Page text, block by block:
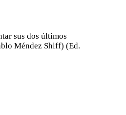
sus dos últimos
Méndez Shiff) (Ed.